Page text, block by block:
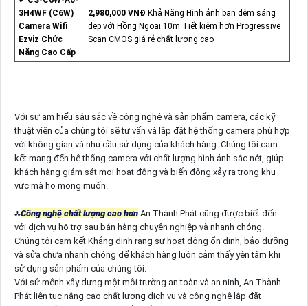
3H4WF (C6W)
Camera Wifi
Ezviz Chức
Năng Cao Cấp
2,980,000 VNĐ Khả Năng Hình ảnh ban đêm sáng
đẹp với Hồng Ngoại 10m Tiết kiệm hơn Progressive
Scan CMOS giá rẻ chất lượng cao
Với sự am hiểu sâu sắc về công nghệ và sản phẩm camera, các kỹ
thuật viên của chúng tôi sẽ tư vấn và lắp đặt hệ thống camera phù hợp
với không gian và nhu cầu sử dụng của khách hàng. Chúng tôi cam
kết mang đến hệ thống camera với chất lượng hình ảnh sắc nét, giúp
khách hàng giám sát mọi hoạt động và biến động xảy ra trong khu
vực mà họ mong muốn.
⁂Công nghệ chất lượng cao hơnAn Thành Phát cũng được biết đến
với dịch vụ hỗ trợ sau bán hàng chuyên nghiệp và nhanh chóng.
Chúng tôi cam kết Khẳng định rằng sự hoạt động ổn định, bảo dưỡng
và sửa chữa nhanh chóng để khách hàng luôn cảm thấy yên tâm khi
sử dụng sản phẩm của chúng tôi.
Với sứ mệnh xây dựng một môi trường an toàn và an ninh, An Thành
Phát liên tục nâng cao chất lượng dịch vụ và công nghệ lắp đặt